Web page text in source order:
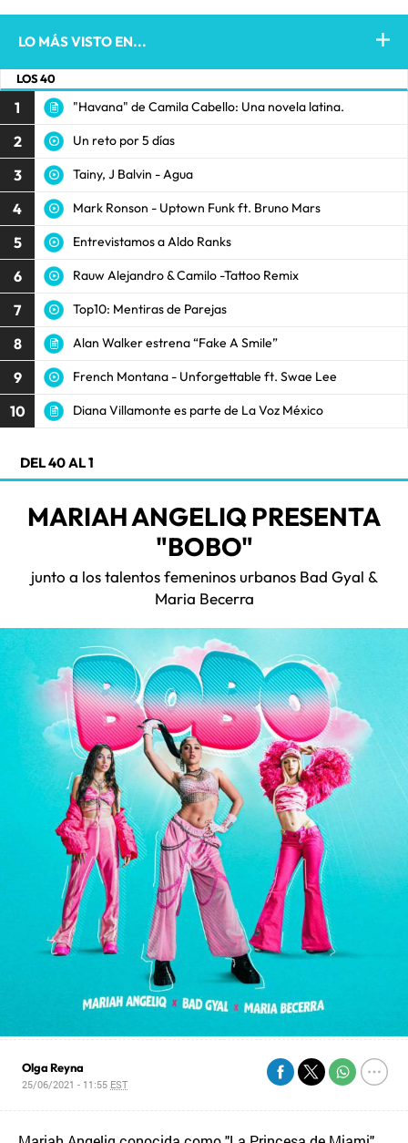
LO MÁS VISTO EN...
LOS 40
1 "Havana" de Camila Cabello: Una novela latina.
2 Un reto por 5 días
3 Tainy, J Balvin - Agua
4 Mark Ronson - Uptown Funk ft. Bruno Mars
5 Entrevistamos a Aldo Ranks
6 Rauw Alejandro & Camilo -Tattoo Remix
7 Top10: Mentiras de Parejas
8 Alan Walker estrena “Fake A Smile”
9 French Montana - Unforgettable ft. Swae Lee
10 Diana Villamonte es parte de La Voz México
DEL 40 AL 1
MARIAH ANGELIQ PRESENTA
"BOBO"
junto a los talentos femeninos urbanos Bad Gyal &
Maria Becerra
Olga Reyna
25/06/2021 - 11:55 EST